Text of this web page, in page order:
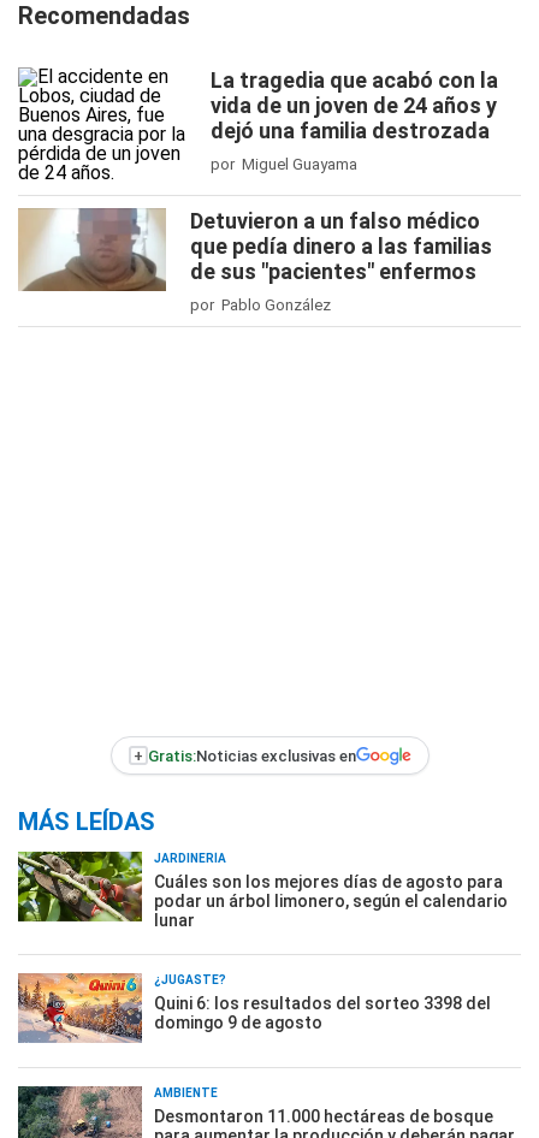
Recomendadas
La tragedia que acabó con la
vida de un joven de 24 años y
dejó una familia destrozada
por Miguel Guayama
Detuvieron a un falso médico
que pedía dinero a las familias
de sus "pacientes" enfermos
por Pablo González
+ Gratis:Noticias exclusivas en
MÁS LEÍDAS
JARDINERÍA
Cuáles son los mejores días de agosto para
podar un árbol limonero, según el calendario
lunar
¿JUGASTE?
Quini 6: los resultados del sorteo 3398 del
domingo 9 de agosto
AMBIENTE
Desmontaron 11.000 hectáreas de bosque